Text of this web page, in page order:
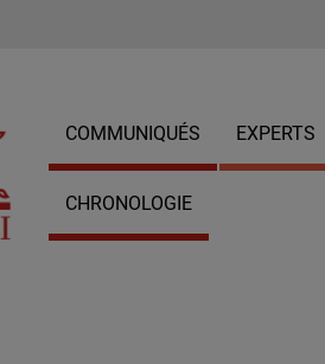
COMMUNIQUÉS EXPERTS
CHRONOLOGIE